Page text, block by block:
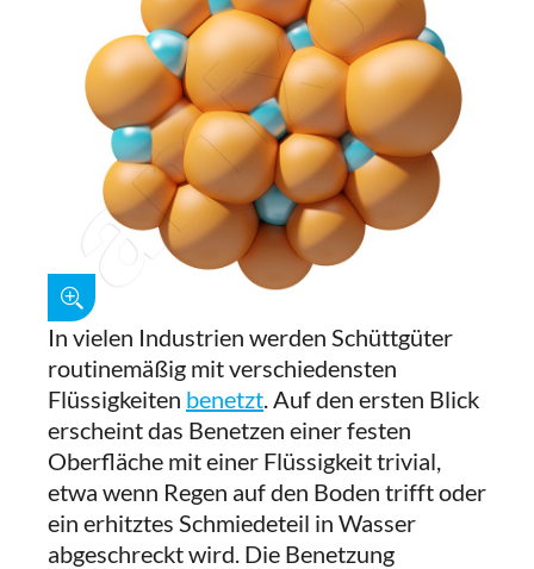
In vielen Industrien werden Schüttgüter
routinemäßig mit verschiedensten
Flüssigkeiten benetzt. Auf den ersten Blick
erscheint das Benetzen einer festen
Oberfläche mit einer Flüssigkeit trivial,
etwa wenn Regen auf den Boden trifft oder
ein erhitztes Schmiedeteil in Wasser
abgeschreckt wird. Die Benetzung